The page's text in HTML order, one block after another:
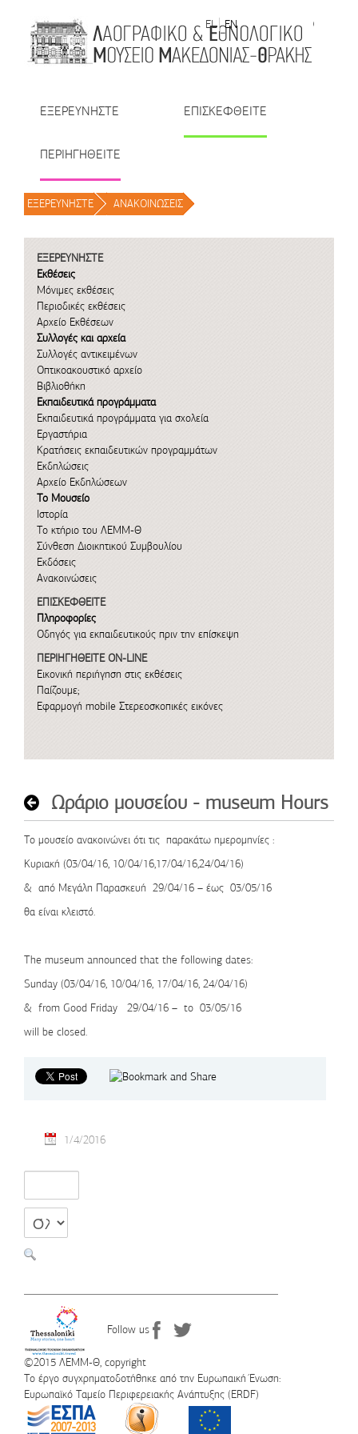
EL
EN | TR | BU | RO
ΕΞΕΡΕΥΝΗΣΤΕ ΕΠΙΣΚΕΦΘΕΙΤΕ
ΠΕΡΙΗΓΗΘΕΙΤΕ
ΕΞΕΡΕΥΝΗΣΤΕ / ΑΝΑΚΟΙΝΩΣΕΙΣ /
ΕΞΕΡΕΥΝΗΣΤΕ
Εκθέσεις
Μόνιμες εκθέσεις
Περιοδικές εκθέσεις
Αρχείο Εκθέσεων
Συλλογές και αρχεία
Συλλογές αντικειμένων
Οπτικοακουστικό αρχείο
Βιβλιοθήκη
Εκπαιδευτικά προγράμματα
Εκπαιδευτικά προγράμματα για σχολεία
Εργαστήρια
Κρατήσεις εκπαιδευτικών προγραμμάτων
Εκδηλώσεις
Αρχείο Εκδηλώσεων
Το Μουσείο
Ιστορία
Το κτήριο του ΛΕΜΜ-Θ
Σύνθεση Διοικητικού Συμβουλίου
Εκδόσεις
Ανακοινώσεις
ΕΠΙΣΚΕΦΘΕΙΤΕ
Πληροφορίες
Οδηγός για εκπαιδευτικούς πριν την επίσκεψη
ΠΕΡΙΗΓΗΘΕΙΤΕ ON-LINE
Εικονική περιήγηση στις εκθέσεις
Παίζουμε;
Εφαρμογή mobile Στερεοσκοπικές εικόνες
Ωράριο μουσείου - museum Hours
Το μουσείο ανακοινώνει ότι τις παρακάτω ημερομηνίες :
Κυριακή (03/04/16, 10/04/16,17/04/16,24/04/16)
& από Μεγάλη Παρασκευή 29/04/16 – έως 03/05/16
θα είναι κλειστό.
The museum announced that the following dates:
Sunday (03/04/16, 10/04/16, 17/04/16, 24/04/16)
& from Good Friday 29/04/16 – to 03/05/16
will be closed.
1/4/2016
Follow us
©2015 ΛΕΜΜ-Θ, copyright
Το έργο συγχρηματοδοτήθηκε από την Ευρωπαική Ένωση:
Ευρωπαϊκό Ταμείο Περιφερειακής Ανάπτυξης (ERDF)